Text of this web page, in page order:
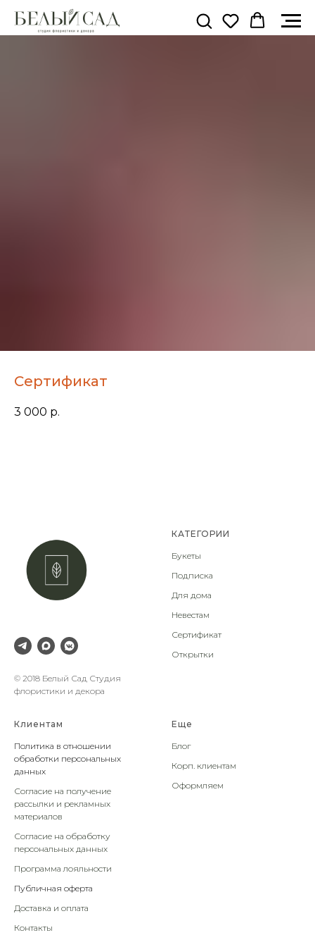
Сертификат
3 000 р.
© 2018 Белый Сад Студия
флористики и декора
КАТЕГОРИИ
Букеты
Подписка
Для дома
Невестам
Сертификат
Открытки
Клиентам
Политика в отношении
обработки персональных
данных
Согласие на получение
рассылки и рекламных
материалов
Согласие на обработку
персональных данных
Программа лояльности
Публичная оферта
Доставка и оплата
Контакты
Еще
Блог
Корп. клиентам
Оформляем